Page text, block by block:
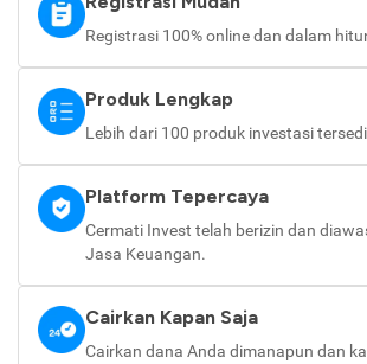
Registrasi 100% online dan dalam
Produk Lengkap
Lebih dari 100 produk investasi
Platform Tepercaya
Cermati Invest telah berizin dan
Jasa Keuangan.
Cairkan Kapan Saja
Cairkan dana Anda dimanapun dan